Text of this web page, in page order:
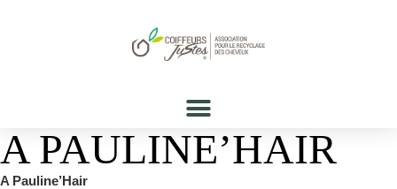
A PAULINE’HAIR
A Pauline’Hair